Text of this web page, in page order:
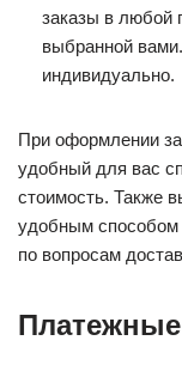
заказы в любой
выбранной
индивидуально.
При оформлении
удобный для вас
стоимость. Также
удобным способом
по вопросам